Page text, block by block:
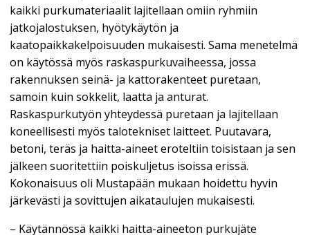
kaikki purkumateriaalit lajitellaan omiin ryhmiin
jatkojalostuksen, hyötykäytön ja
kaatopaikkakelpoisuuden mukaisesti. Sama menetelmä
on käytössä myös raskaspurkuvaiheessa, jossa
rakennuksen seinä- ja kattorakenteet puretaan,
samoin kuin sokkelit, laatta ja anturat.
Raskaspurkutyön yhteydessä puretaan ja lajitellaan
koneellisesti myös talotekniset laitteet. Puutavara,
betoni, teräs ja haitta-aineet eroteltiin toisistaan ja sen
jälkeen suoritettiin poiskuljetus isoissa erissä.
Kokonaisuus oli Mustapään mukaan hoidettu hyvin
järkevästi ja sovittujen aikataulujen mukaisesti.
– Käytännössä kaikki haitta-aineeton purkujäte